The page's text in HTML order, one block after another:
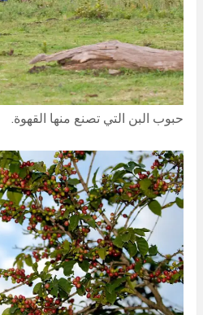
حبوب البن التي تصنع منها القهوة.